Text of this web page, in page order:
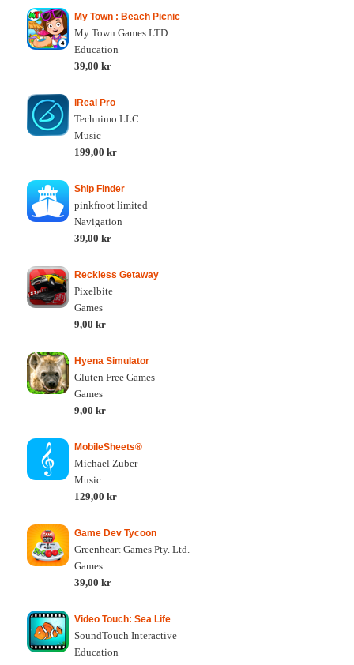
My Town : Beach Picnic
My Town Games LTD
Education
39,00 kr
iReal Pro
Technimo LLC
Music
199,00 kr
Ship Finder
pinkfroot limited
Navigation
39,00 kr
Reckless Getaway
Pixelbite
Games
9,00 kr
Hyena Simulator
Gluten Free Games
Games
9,00 kr
MobileSheets®
Michael Zuber
Music
129,00 kr
Game Dev Tycoon
Greenheart Games Pty. Ltd.
Games
39,00 kr
Video Touch: Sea Life
SoundTouch Interactive
Education